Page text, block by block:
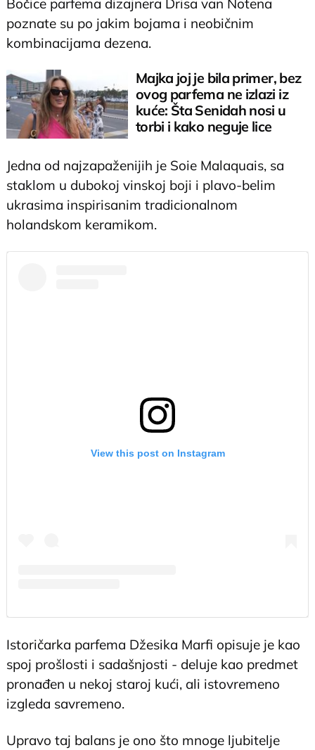
Bočice parfema dizajnera Drisa van Notena
poznate su po jakim bojama i neobičnim
kombinacijama dezena.
Majka joj je bila primer, bez
ovog parfema ne izlazi iz
kuće: Šta Senidah nosi u
torbi i kako neguje lice
Jedna od najzapaženijih je Soie Malaquais, sa
staklom u dubokoj vinskoj boji i plavo-belim
ukrasima inspirisanim tradicionalnom
holandskom keramikom.
View this post on Instagram
Istoričarka parfema Džesika Marfi opisuje je kao
spoj prošlosti i sadašnjosti - deluje kao predmet
pronađen u nekoj staroj kući, ali istovremeno
izgleda savremeno.
Upravo taj balans je ono što mnoge ljubitelje